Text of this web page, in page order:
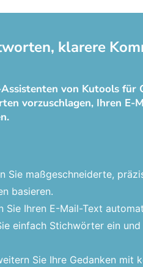
klarere
von Kutools für
vorzuschlagen, Ihren E-
Sie maßgeschneiderte,
basieren.
Sie Ihren E-Mail-Text
einfach Stichwörter ein
Sie Ihre Gedanken mit